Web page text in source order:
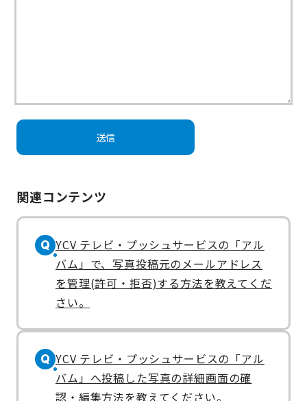
関連コンテンツ
Q YCV テレビ・プッシュサービスの「アル
バム」で、写真投稿元のメールアドレス
を管理(許可・拒否)する方法を教えてくだ
さい。
Q YCV テレビ・プッシュサービスの「アル
バム」へ投稿した写真の詳細画面の確
認・編集方法を教えてください。